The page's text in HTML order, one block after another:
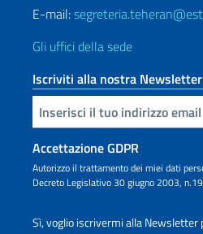
E-mail:
Gli uffici della sede
Iscriviti alla nostra Newsletter
Inserisci la tua email
Accettazione GDPR
Autorizzo il trattamento dei miei dati
Decreto Legislativo 30 giugno 2003,
Sì, voglio iscrivermi alla Newsletter